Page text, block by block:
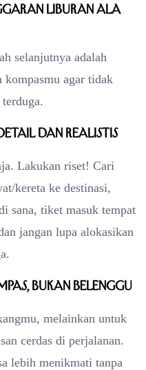
Liburan ala
selanjutnya adalah
kompasmu agar tidak
dan realistis
Lakukan riset! Cari
kereta ke destinasi,
sana, tiket masuk tempat
jangan lupa alokasikan
bukan belenggu
melainkan untuk
cerdas di perjalanan.
lebih menikmati tanpa